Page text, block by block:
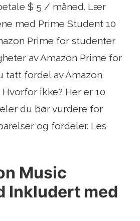
$ 5 / måned. Lær
med Prime Student 10
Prime for studenter
av Amazon Prime for
tatt fordel av Amazon
ikke? Her er 10
du bør vurdere for
og fordeler. Les
Music
Inkludert med